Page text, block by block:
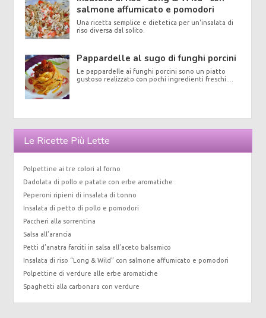
salmone affumicato e pomodori
Una ricetta semplice e dietetica per un'insalata di
riso diversa dal solito.
Pappardelle al sugo di funghi porcini
Le pappardelle ai funghi porcini sono un piatto
gustoso realizzato con pochi ingredienti freschi....
Le Ricette Più Lette
Polpettine ai tre colori al forno
Dadolata di pollo e patate con erbe aromatiche
Peperoni ripieni di insalata di tonno
Insalata di petto di pollo e pomodori
Paccheri alla sorrentina
Salsa all’arancia
Petti d’anatra farciti in salsa all’aceto balsamico
Insalata di riso “Long & Wild” con salmone affumicato e pomodori
Polpettine di verdure alle erbe aromatiche
Spaghetti alla carbonara con verdure